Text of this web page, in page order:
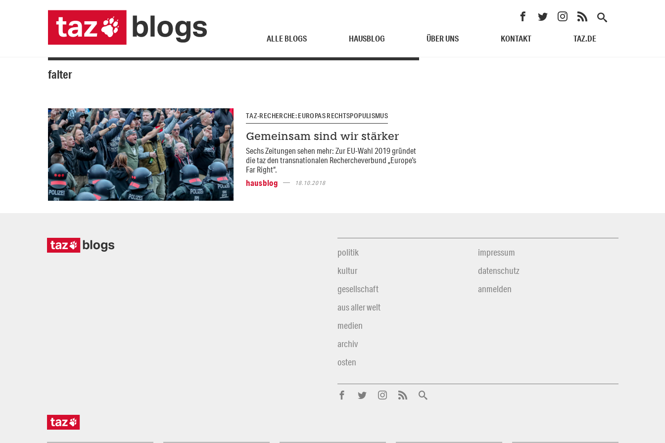
ALLE BLOGS HAUSBLOG ÜBER UNS KONTAKT TAZ.DE
falter
TAZ-RECHERCHE: EUROPAS RECHTSPOPULISMUS
Gemeinsam sind wir stärker
Sechs Zeitungen sehen mehr: Zur EU-Wahl 2019 gründet
die taz den transnationalen Rechercheverbund „Europe's
Far Right“.
hausblog
18.10.2018
politik
kultur
gesellschaft
aus aller welt
medien
archiv
osten
impressum
datenschutz
anmelden